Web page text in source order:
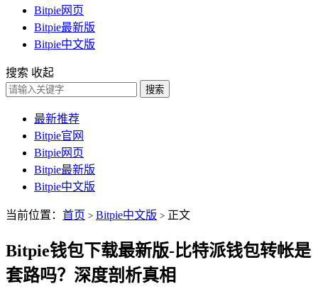
Bitpie网页
Bitpie最新版
Bitpie中文版
搜索 收起
搜索
最新推荐
Bitpie官网
Bitpie网页
Bitpie最新版
Bitpie中文版
当前位置： 首页 > Bitpie中文版 > 正文
Bitpie钱包下载最新版-比特派钱包转帐是
套路吗？深度剖析真相